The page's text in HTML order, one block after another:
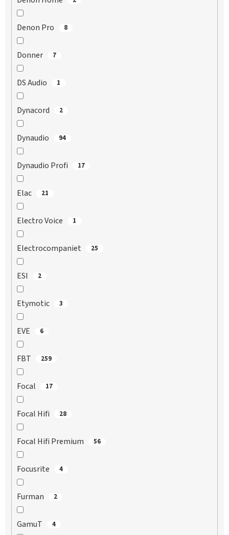
Denon Pro 8
Donner 7
DS Audio 1
Dynacord 2
Dynaudio 94
Dynaudio Profi 17
Elac 21
Electro Voice 1
Electrocompaniet 25
ESI 2
Etymotic 3
EVE 6
FBT 259
Focal 17
Focal Hifi 28
Focal Hifi Premium 56
Focusrite 4
Furman 2
GamuT 4